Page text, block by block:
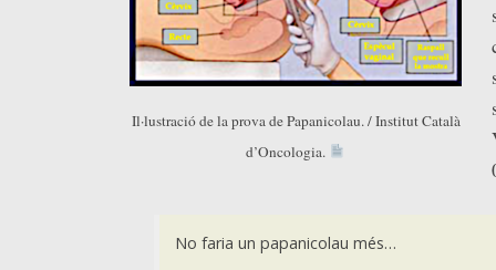
Il·lustració de la prova de Papanicolau. / Institut Català
d’Oncologia.
No faria un papanicolau més…